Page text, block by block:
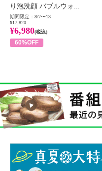
り泡洗顔 バブルウォ...
期間限定：8/7〜13
¥17,820
¥6,980(税込)
60%OFF